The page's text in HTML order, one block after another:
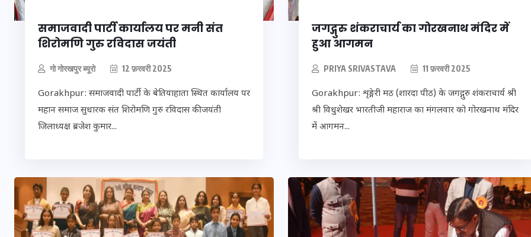
समाजवादी पार्टी कार्यालय पर मनी संत
शिरोमणि गुरु रविदास जयंती
गो गोरखपुर ब्यूरो 12 फ़रवरी 2025
Gorakhpur: समाजवादी पार्टी के बेतियाहाता स्थित कार्यालय पर
महान समाज सुधारक संत शिरोमणि गुरु रविदास की जयंती
जिलाध्यक्ष ब्रजेश कुमार...
जगद्गुरु शंकराचार्य का गोरखनाथ मंदिर में
हुआ आगमन
PRIYA SRIVASTAVA 11 फ़रवरी 2025
Gorakhpur: शृङ्गेरी मठ (शारदा पीठ) के जगद्गुरु शंकराचार्य श्री
श्री विधुशेखर भारतीजी महाराज का मंगलवार को गोरखनाथ मंदिर
में आगमन...
Recruitment 2025: यूपी में
लेखपाल के पदों पर बंपर
भर्ती का विज्ञापन जारी, जानें
कब से शुरू होंगे आवेदन
Recruitment 2025: यूपी में
लेखपाल के पदों पर बंपर
भर्ती का विज्ञापन जारी, जानें
कब से शुरू होंगे आवेदन